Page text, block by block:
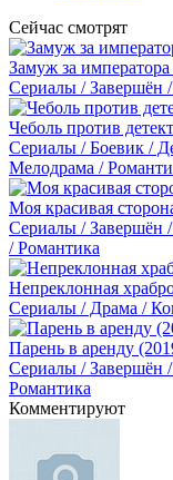
Сейчас смотрят
Замуж за
Сериалы / Завершён
Чеболь против
Сериалы / Боевик /
Мелодрама /
Моя красивая
Сериалы / Завершён
/ Романтика
Непреклонная
Сериалы / Драма /
Парень в аренду
Сериалы / Завершён
Романтика
Комментируют